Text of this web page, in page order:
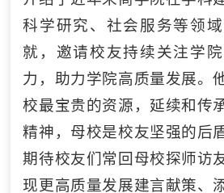
科学研究、社会服务等领
就，邀请校友持续关注学
力，助力学院高质量发展。
校最宝贵的资源，延续和传
精神，母校是校友坚强的后
期待校友们常回母校探师访
现更高质量发展建言献策、